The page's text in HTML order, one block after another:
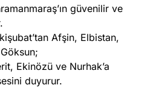
güvenilir ve
Afşin, Elbistan,
Ekinözü ve Nurhak’a
duyurur.